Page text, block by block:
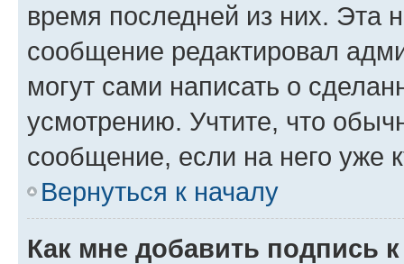
время последней из них. Эта
сообщение редактировал
могут сами написать о
усмотрению. Учтите, что
сообщение, если на него уже
Вернуться к началу
Как мне добавить подпись